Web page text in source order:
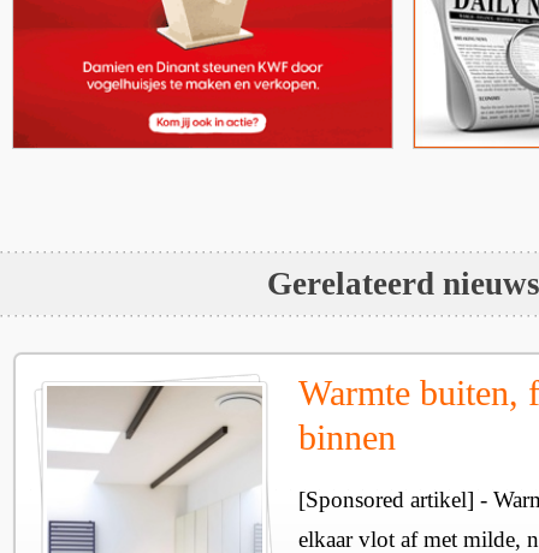
Gerelateerd nieuws
Warmte buiten,
binnen
[Sponsored artikel] -
elkaar vlot af met milde,